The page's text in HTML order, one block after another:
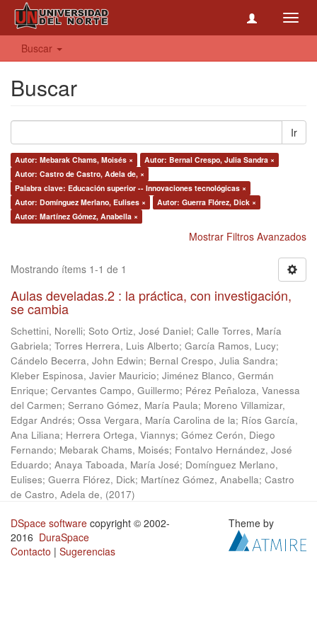
Buscar
Buscar
Ir
Autor: Mebarak Chams, Moisés ×
Autor: Bernal Crespo, Julia Sandra ×
Autor: Castro de Castro, Adela de, ×
Palabra clave: Educación superior -- Innovaciones tecnológicas ×
Autor: Domínguez Merlano, Eulises ×
Autor: Guerra Flórez, Dick ×
Autor: Martínez Gómez, Anabella ×
Mostrar Filtros Avanzados
Mostrando ítems 1-1 de 1
Aulas develadas.2 : la práctica, con investigación,
se cambia
Schettini, Norelli; Soto Ortiz, José Daniel; Calle Torres, María
Gabriela; Torres Herrera, Luis Alberto; García Ramos, Lucy;
Cándelo Becerra, John Edwin; Bernal Crespo, Julia Sandra;
Kleber Espinosa, Javier Mauricio; Jiménez Blanco, Germán
Enrique; Cervantes Campo, Guillermo; Pérez Peñaloza, Vanessa
del Carmen; Serrano Gómez, María Paula; Moreno Villamizar,
Edgar Andrés; Ossa Vergara, María Carolina de la; Ríos García,
Ana Liliana; Herrera Ortega, Viannys; Gómez Cerón, Diego
Fernando; Mebarak Chams, Moisés; Fontalvo Hernández, José
Eduardo; Anaya Taboada, María José; Domínguez Merlano,
Eulises; Guerra Flórez, Dick; Martínez Gómez, Anabella; Castro
de Castro, Adela de, (2017)
DSpace software copyright © 2002-
2016 DuraSpace
Contacto | Sugerencias
Theme by